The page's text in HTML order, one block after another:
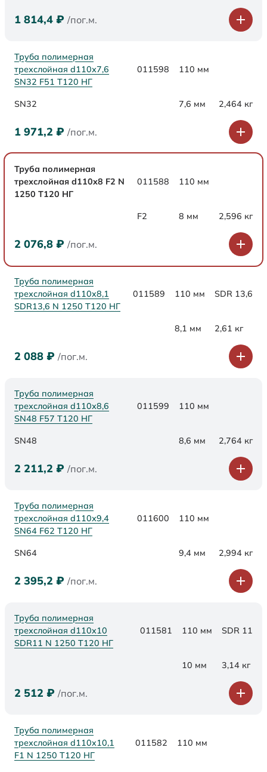
1 814,4 ₽ /пог.м.
Труба полимерная
трехслойная d110х7,6
SN32 F51 Т120 НГ
011598 110 мм
SN32 7,6 мм 2,464 кг
1 971,2 ₽ /пог.м.
Труба полимерная
трехслойная d110x8 F2 N
1250 Т120 НГ
011588 110 мм
F2 8 мм 2,596 кг
2 076,8 ₽ /пог.м.
Труба полимерная
трехслойная d110x8,1
SDR13,6 N 1250 Т120 НГ
011589 110 мм SDR 13,6
8,1 мм 2,61 кг
2 088 ₽ /пог.м.
Труба полимерная
трехслойная d110х8,6
SN48 F57 Т120 НГ
011599 110 мм
SN48 8,6 мм 2,764 кг
2 211,2 ₽ /пог.м.
Труба полимерная
трехслойная d110х9,4
SN64 F62 Т120 НГ
011600 110 мм
SN64 9,4 мм 2,994 кг
2 395,2 ₽ /пог.м.
Труба полимерная
трехслойная d110x10
SDR11 N 1250 Т120 НГ
011581 110 мм SDR 11
10 мм 3,14 кг
2 512 ₽ /пог.м.
Труба полимерная
трехслойная d110x10,1
F1 N 1250 Т120 НГ
011582 110 мм